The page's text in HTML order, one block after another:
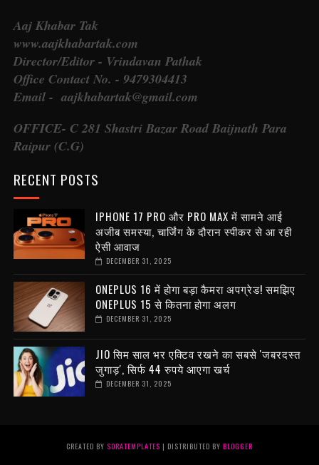
Aaj Khabar Tak
www.aajkhabartak.com
Director/Editor - Vrindavan Pathak
Office Contact No. - 9479304413
Email - aajkhabartak@gmail.com
OFFICE- C 281 Shastri Bazar Road Baijnath Para
Raipur (C.G)
RECENT POSTS
IPHONE 17 PRO और PRO MAX में सामने आई
अजीब समस्या, चार्जिंग के दौरान स्पीकर से आ रही
ऐसी आवाज
DECEMBER 31, 2025
ONEPLUS 16 में होगा बड़ा कैमरा अपग्रेड! समझिए
ONEPLUS 15 से कितना होगा अलग
DECEMBER 31, 2025
JIO सिम साल भर एक्टिव रखने का सबसे 'जबरदस्त
जुगाड़', सिर्फ 44 रुपये आएगा खर्च
DECEMBER 31, 2025
CREATED BY SORATEMPLATES | DISTRIBUTED BY BLOGGER